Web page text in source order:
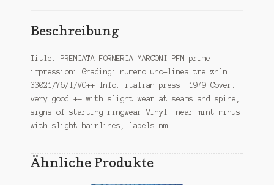
Beschreibung
Title: PREMIATA FORNERIA MARCONI-PFM prime
impressioni Grading: numero uno-linea tre znln
33021/76/I/VG++ Info: italian press. 1979 Cover:
very good ++ with slight wear at seams and spine,
signs of starting ringwear Vinyl: near mint minus
with slight hairlines, labels nm
Ähnliche Produkte